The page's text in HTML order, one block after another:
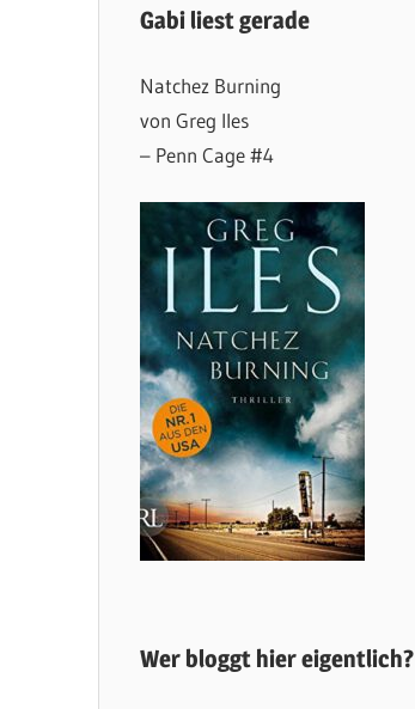
Gabi liest gerade
Natchez Burning
von Greg Iles
– Penn Cage #4
Wer bloggt hier eigentlich?